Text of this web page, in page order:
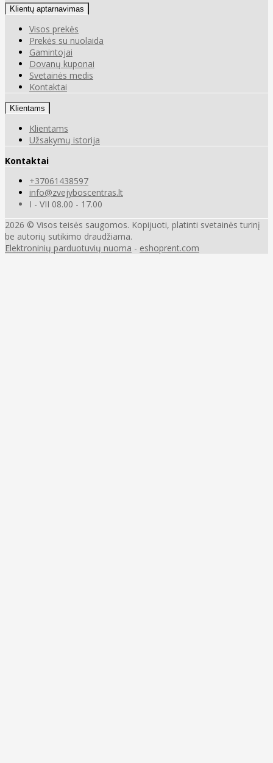
Klientų aptarnavimas
Visos prekės
Prekės su nuolaida
Gamintojai
Dovanų kuponai
Svetainės medis
Kontaktai
Klientams
Klientams
Užsakymų istorija
Kontaktai
+37061438597
info@zvejyboscentras.lt
I - VII 08.00 - 17.00
2026 © Visos teisės saugomos. Kopijuoti, platinti svetainės turinį
be autorių sutikimo draudžiama.
Elektroninių parduotuvių nuoma - eshoprent.com